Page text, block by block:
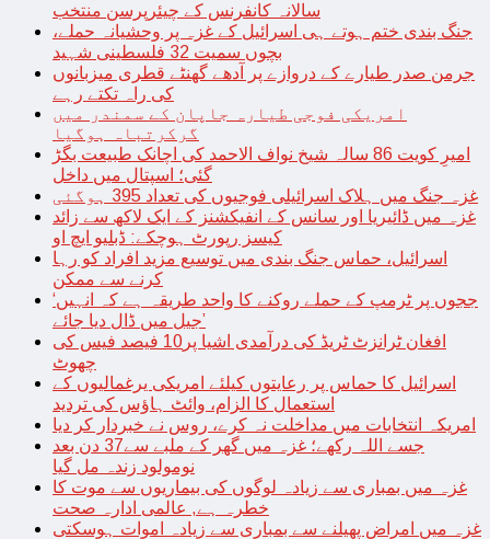
سالانہ کانفرنس کے چیئرپرسن منتخب
جنگ بندی ختم ہوتے ہی اسرائیل کے غزہ پر وحشیانہ حملے،
بچوں سمیت 32 فلسطینی شہید
جرمن صدر طیارے کے دروازے پر آدھے گھنٹے قطری میزبانوں
کی راہ تکتے رہے
امریکی فوجی طیارہ جاپان کے سمندر میں
گرکرتباہ ہوگیا
امیرِ کویت 86 سالہ شیخ نواف الاحمد کی اچانک طبیعت بگڑ
گئی؛ اسپتال میں داخل
غزہ جنگ میں ہلاک اسرائیلی فوجیوں کی تعداد 395 ہوگئی
غزہ میں ڈائیریا اور سانس کے انفیکشنز کے ایک لاکھ سے زائد
کیسز رپورٹ ہوچکے: ڈبلیو ایچ او
اسرائیل، حماس جنگ بندی میں توسیع مزید افراد کو رہا
کرنے سے ممکن
‘ججوں پر ٹرمپ کے حملے روکنے کا واحد طریقہ ہے کہ انہیں
جیل میں ڈال دیا جائے’
افغان ٹرانزٹ ٹریڈ کی درآمدی اشیا پر10 فیصد فیس کی
چھوٹ
اسرائیل کا حماس پر رعایتوں کیلئے امریکی یرغمالیوں کے
استعمال کا الزام، وائٹ ہاؤس کی تردید
امریکہ انتخابات میں مداخلت نہ کرے، روس نے خبردار کر دیا
جسے اللہ رکھے؛ غزہ میں گھر کے ملبے سے37 دن بعد
نومولود زندہ مل گیا
غزہ میں بمباری سے زیادہ لوگوں کی بیماریوں سے موت کا
خطرہ ہے, عالمی ادارہ صحت
غزہ میں امراض پھیلنے سے بمباری سے زیادہ اموات ہوسکتی